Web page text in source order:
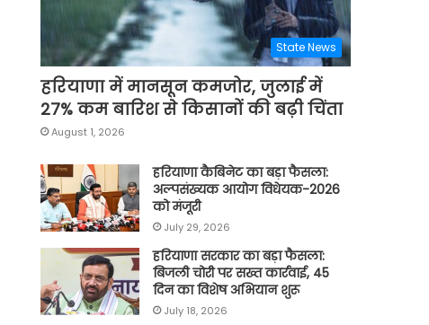
State News
हरियाणा में मानसून कमजोर, जुलाई में
27% कम बारिश से किसानों की बढ़ी चिंता
August 1, 2026
हरियाणा कैबिनेट का बड़ा फैसला:
अल्पसंख्यक आयोग विधेयक-2026
को मंजूरी
July 29, 2026
हरियाणा सरकार का बड़ा फैसला:
बिजली चोरी पर सख्त कार्रवाई, 45
दिन का विशेष अभियान शुरू
July 18, 2026